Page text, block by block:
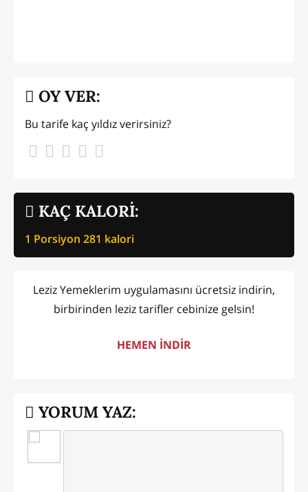
KAÇ KALORİ:
1 Porsiyon 281 kalori
OY VER:
Bu tarife kaç yıldız verirsiniz?
Leziz Yemeklerim uygulamasını ücretsiz indirin,
birbirinden leziz tarifler cebinize gelsin!
HEMEN İNDİR
YORUM YAZ: